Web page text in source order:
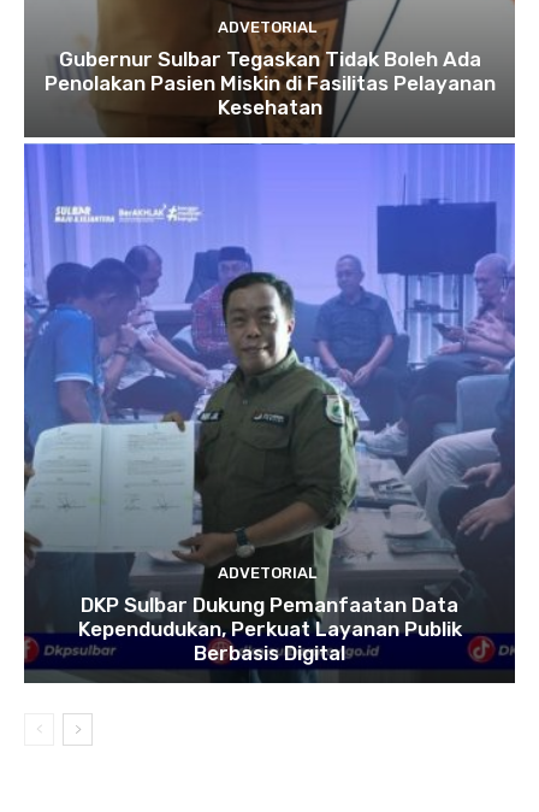
ADVETORIAL
Gubernur Sulbar Tegaskan Tidak Boleh Ada
Penolakan Pasien Miskin di Fasilitas Pelayanan
Kesehatan
ADVETORIAL
DKP Sulbar Dukung Pemanfaatan Data
Kependudukan, Perkuat Layanan Publik
Berbasis Digital